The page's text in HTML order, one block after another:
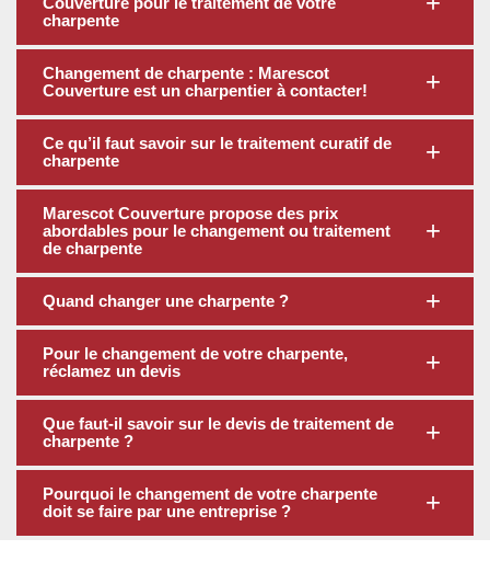
charpente
Changement de charpente : Marescot
Couverture est un charpentier à contacter!
Ce qu’il faut savoir sur le traitement curatif de
charpente
Marescot Couverture propose des prix
abordables pour le changement ou traitement
de charpente
Quand changer une charpente ?
Pour le changement de votre charpente,
réclamez un devis
Que faut-il savoir sur le devis de traitement de
charpente ?
Pourquoi le changement de votre charpente
doit se faire par une entreprise ?